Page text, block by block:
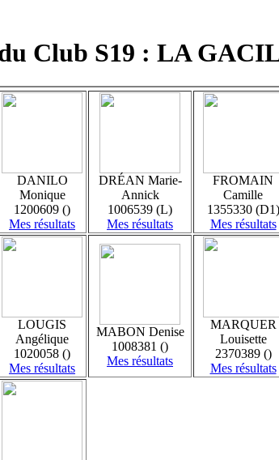
Club S19 : LA
DANILO
Monique
1200609 ()
Mes résultats
DRÉAN Marie-
Annick
1006539 (L)
Mes résultats
FROMAIN
Camille
1355330 (D1)
Mes résultats
LOUGIS
Angélique
1020058 ()
Mes résultats
MABON Denise
1008381 ()
Mes résultats
MARQUER
Louisette
2370389 ()
Mes résultats